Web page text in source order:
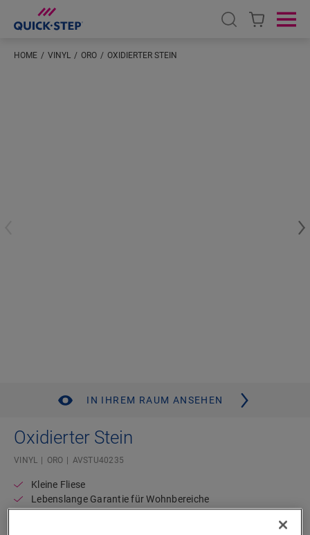
Open search
HOME VINYL ORO OXIDIERTER STEIN
IN IHREM RAUM ANSEHEN
Oxidierter Stein
VINYL ORO AVSTU40235
Kleine Fliese
Lebenslange Garantie für Wohnbereiche
Unterlage integriert